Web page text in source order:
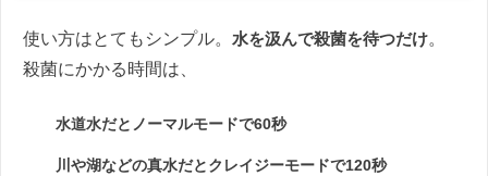
使い方はとてもシンプル。 水を汲んで殺菌を待つだけ。
殺菌にかかる時間は、
水道水だとノーマルモードで60秒
川や湖などの真水だとクレイジーモードで120秒